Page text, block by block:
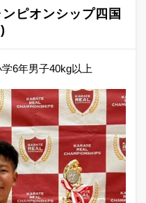
ピオンシップ四国
6年男子40kg以上